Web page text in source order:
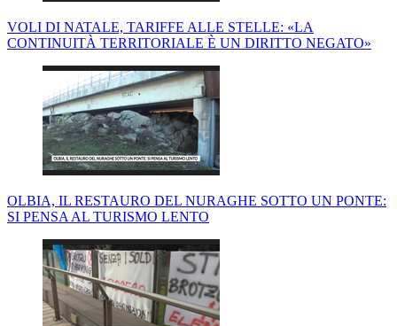
VOLI DI NATALE, TARIFFE ALLE STELLE: «LA
CONTINUITÀ TERRITORIALE È UN DIRITTO NEGATO»
OLBIA, IL RESTAURO DEL NURAGHE SOTTO UN PONTE:
SI PENSA AL TURISMO LENTO